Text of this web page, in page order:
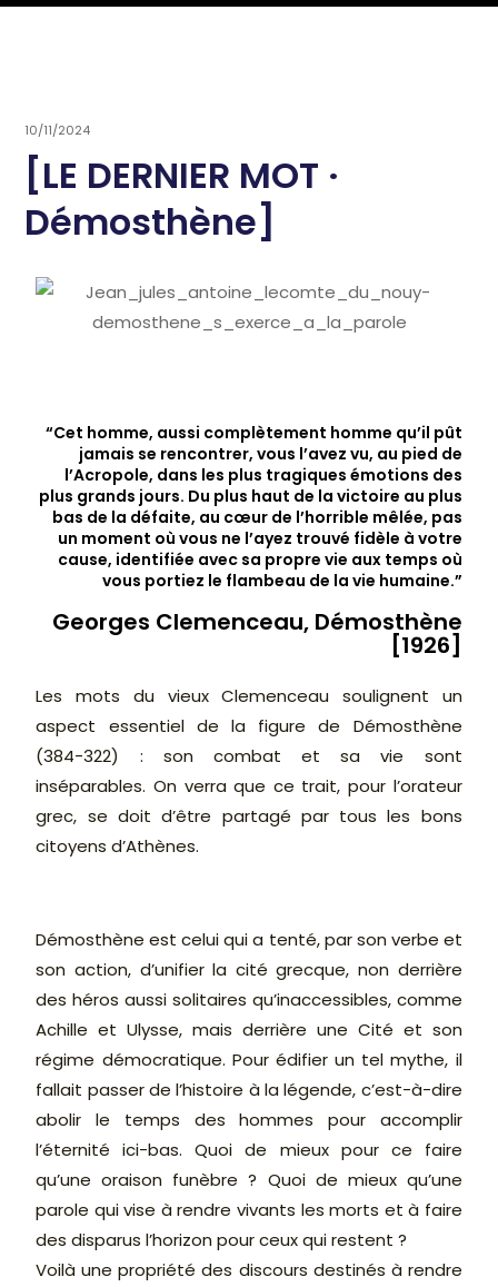
10/11/2024
[LE DERNIER MOT ·
Démosthène]
“Cet homme, aussi complètement homme qu’il pût
jamais se rencontrer, vous l’avez vu, au pied de
l’Acropole, dans les plus tragiques émotions des
plus grands jours. Du plus haut de la victoire au plus
bas de la défaite, au cœur de l’horrible mêlée, pas
un moment où vous ne l’ayez trouvé fidèle à votre
cause, identifiée avec sa propre vie aux temps où
vous portiez le flambeau de la vie humaine.”
Georges Clemenceau, Démosthène
[1926]
Les mots du vieux Clemenceau soulignent un
aspect essentiel de la figure de Démosthène
(384-322) : son combat et sa vie sont
inséparables. On verra que ce trait, pour l’orateur
grec, se doit d’être partagé par tous les bons
citoyens d’Athènes.
Démosthène est celui qui a tenté, par son verbe et
son action, d’unifier la cité grecque, non derrière
des héros aussi solitaires qu’inaccessibles, comme
Achille et Ulysse, mais derrière une Cité et son
régime démocratique. Pour édifier un tel mythe, il
fallait passer de l’histoire à la légende, c’est-à-dire
abolir le temps des hommes pour accomplir
l’éternité ici-bas. Quoi de mieux pour ce faire
qu’une oraison funèbre ? Quoi de mieux qu’une
parole qui vise à rendre vivants les morts et à faire
des disparus l’horizon pour ceux qui restent ?
Voilà une propriété des discours destinés à rendre